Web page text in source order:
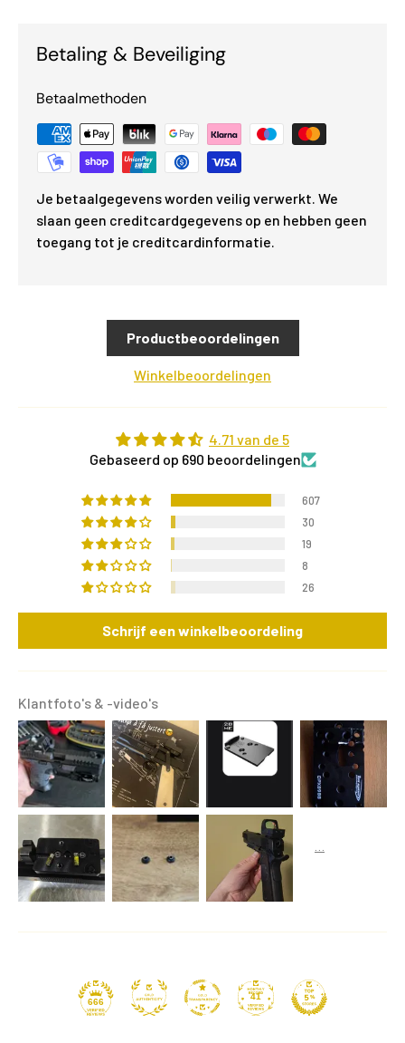
Betaling & Beveiliging
Betaalmethoden
Je betaalgegevens worden veilig verwerkt. We
slaan geen creditcardgegevens op en hebben geen
toegang tot je creditcardinformatie.
Productbeoordelingen
Winkelbeoordelingen
4.71 van de 5
Gebaseerd op 690 beoordelingen
607
30
19
8
26
Schrijf een winkelbeoordeling
Klantfoto's & -video's
666
41